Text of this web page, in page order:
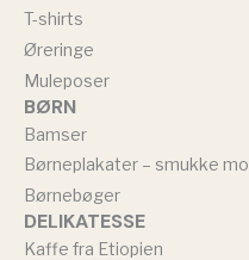
T-shirts
Øreringe
Muleposer
BØRN
Bamser
Børneplakater – smukke
Børnebøger
DELIKATESSE
Kaffe fra Etiopien